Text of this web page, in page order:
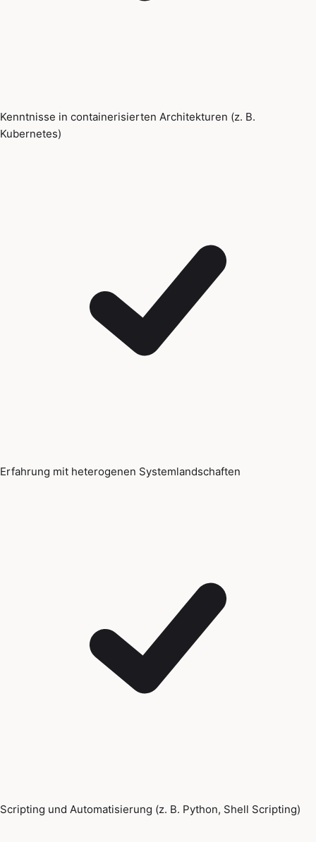
Kenntnisse in containerisierten Architekturen (z. B.
Kubernetes)
Erfahrung mit heterogenen Systemlandschaften
Scripting und Automatisierung (z. B. Python, Shell Scripting)